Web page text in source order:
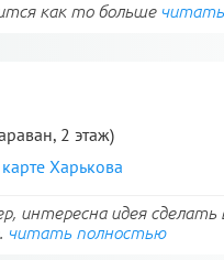
как то больше
2 этаж)
Харькова
интересна идея сделать
читать полностью